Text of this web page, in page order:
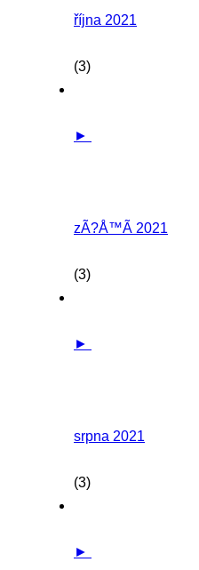
října 2021
(3)
►
zÃ?Å™Ã­ 2021
(3)
►
srpna 2021
(3)
►